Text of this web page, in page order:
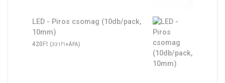
LED - Piros csomag (10db/pack,
10mm)
420Ft (331 Ft+ÁFA)